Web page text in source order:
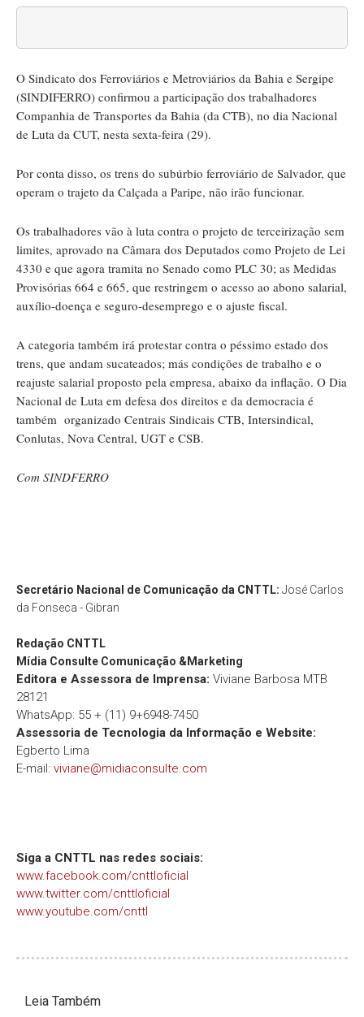
O Sindicato dos Ferroviários e Metroviários da Bahia e Sergipe
(SINDIFERRO) confirmou a participação dos trabalhadores
Companhia de Transportes da Bahia (da CTB), no dia Nacional
de Luta da CUT, nesta sexta-feira (29).
Por conta disso, os trens do subúrbio ferroviário de Salvador, que
operam o trajeto da Calçada a Paripe, não irão funcionar.
Os trabalhadores vão à luta contra o projeto de terceirização sem
limites, aprovado na Câmara dos Deputados como Projeto de Lei
4330 e que agora tramita no Senado como PLC 30; as Medidas
Provisórias 664 e 665, que restringem o acesso ao abono salarial,
auxílio-doença e seguro-desemprego e o ajuste fiscal.
A categoria também irá protestar contra o péssimo estado dos
trens, que andam sucateados; más condições de trabalho e o
reajuste salarial proposto pela empresa, abaixo da inflação. O Dia
Nacional de Luta em defesa dos direitos e da democracia é
também organizado Centrais Sindicais CTB, Intersindical,
Conlutas, Nova Central, UGT e CSB.
Com SINDFERRO
Secretário Nacional de Comunicação da CNTTL: José Carlos
da Fonseca - Gibran
Redação CNTTL
Mídia Consulte Comunicação &Marketing
Editora e Assessora de Imprensa: Viviane Barbosa MTB
28121
WhatsApp: 55 + (11) 9+6948-7450
Assessoria de Tecnologia da Informação e Website:
Egberto Lima
E-mail: viviane@midiaconsulte.com
Siga a CNTTL nas redes sociais:
www.facebook.com/cnttloficial
www.twitter.com/cnttloficial
www.youtube.com/cnttl
Leia Também